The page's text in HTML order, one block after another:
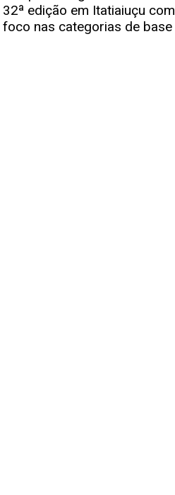
32ª edição em Itatiaiuçu com
foco nas categorias de base